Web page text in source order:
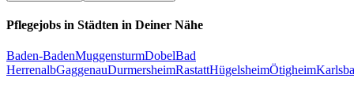
Pflegejobs in Städten in Deiner Nähe
Baden-BadenMuggensturmDobelBad
HerrenalbGaggenauDurmersheimRastattHügelsheimÖtigheim